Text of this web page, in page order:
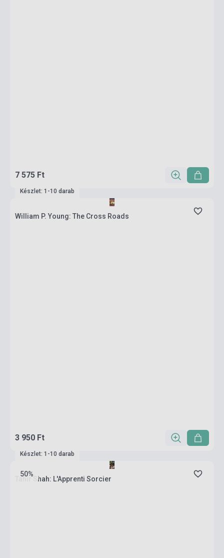
7 575 Ft
Készlet: 1-10 darab
William P. Young: The Cross Roads
3 950 Ft
50%
Készlet: 1-10 darab
Tahir Shah: L'Apprenti Sorcier